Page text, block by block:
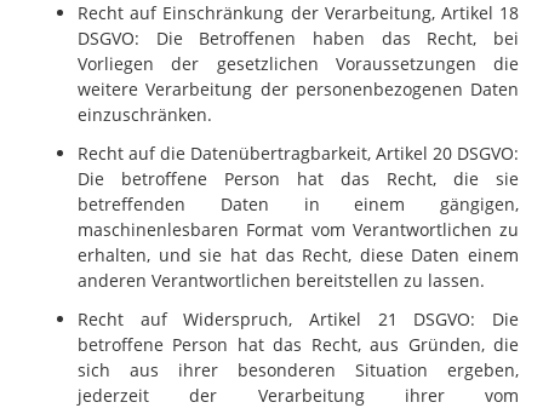
Recht auf Einschränkung der Verarbeitung, Artikel 18
DSGVO: Die Betroffenen haben das Recht, bei
Vorliegen der gesetzlichen Voraussetzungen die
weitere Verarbeitung der personenbezogenen Daten
einzuschränken.
Recht auf die Datenübertragbarkeit, Artikel 20 DSGVO:
Die betroffene Person hat das Recht, die sie
betreffenden Daten in einem gängigen,
maschinenlesbaren Format vom Verantwortlichen zu
erhalten, und sie hat das Recht, diese Daten einem
anderen Verantwortlichen bereitstellen zu lassen.
Recht auf Widerspruch, Artikel 21 DSGVO: Die
betroffene Person hat das Recht, aus Gründen, die
sich aus ihrer besonderen Situation ergeben,
jederzeit der Verarbeitung ihrer vom